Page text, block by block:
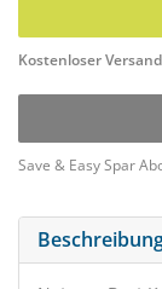
Kostenloser
Save & Easy Spar